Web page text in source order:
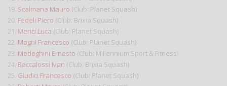
19. Scalmana Mauro (Club: Planet Squash)
20. Fedeli Piero (Club: Brixia Squash)
21. Merici Luca (Club: Planet Squash)
22. Magni Francesco (Club: Planet Squash)
23. Medeghini Ernesto (Club: Millennium Sport & Fitness)
24. Beccalossi Ivan (Club: Brixia Squash)
25. Giudici Francesco (Club: Planet Squash)